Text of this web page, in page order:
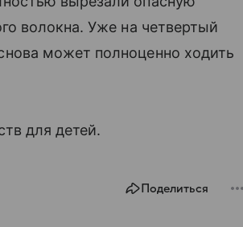
волокна. Уже на четвертый
может полноценно ходить
для детей.
Поделиться